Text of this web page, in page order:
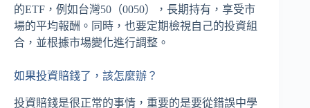
的ETF，例如台灣50（0050），長期持有，享受市
場的平均報酬。同時，也要定期檢視自己的投資組
合，並根據市場變化進行調整。
如果投資賠錢了，該怎麼辦？
投資賠錢是很正常的事情，重要的是要從錯誤中學